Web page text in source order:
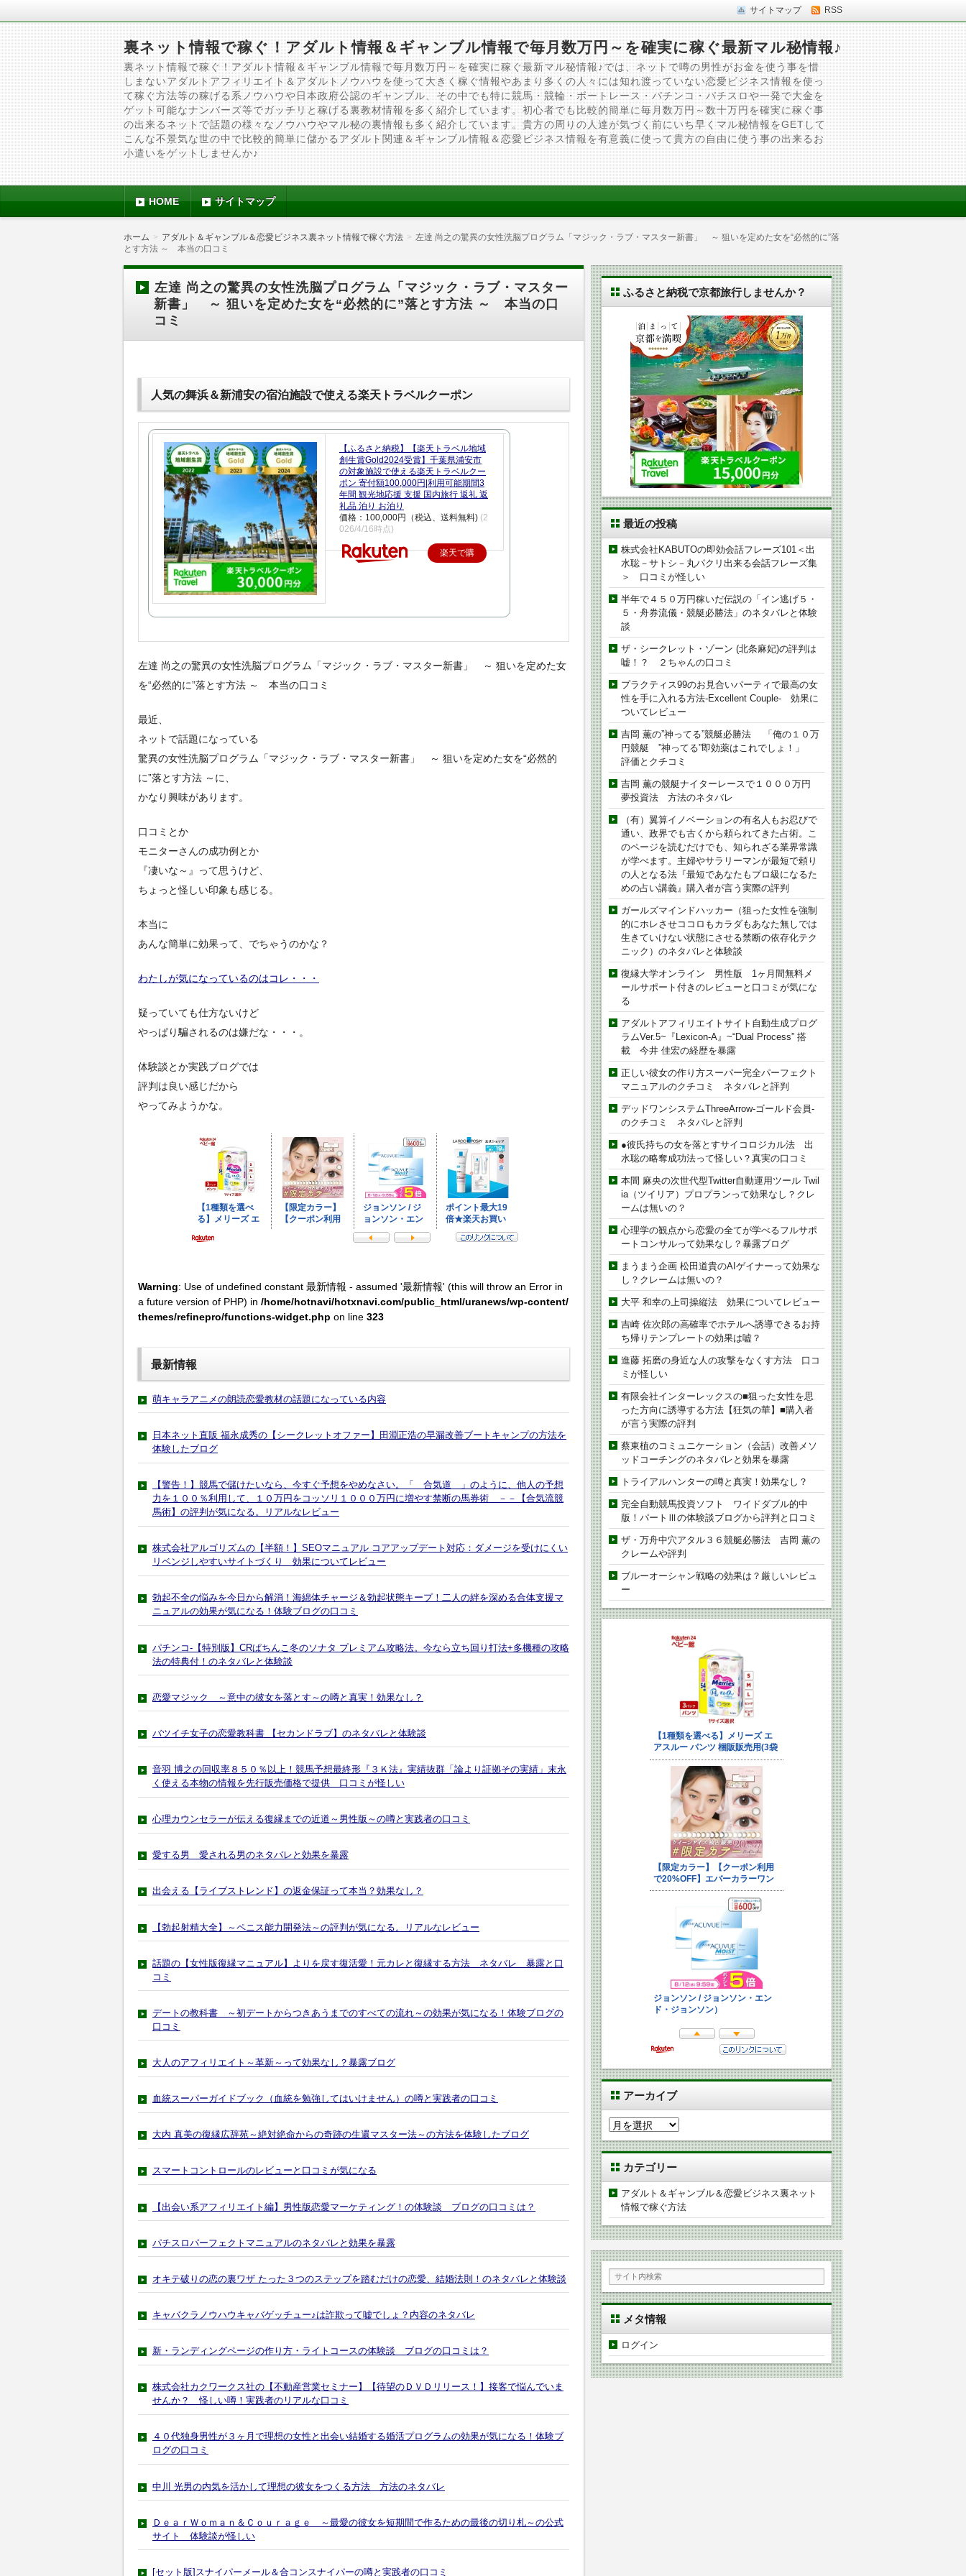
サイトマップ RSS
裏ネット情報で稼ぐ！アダルト情報＆ギャンブル情報で毎月数万円～を確実に稼ぐ最新マル秘情報♪
裏ネット情報で稼ぐ！アダルト情報＆ギャンブル情報で毎月数万円～を確実に稼ぐ最新マル秘情報♪では、ネットで噂の男性がお金を使う事を惜
しまないアダルトアフィリエイト＆アダルトノウハウを使って大きく稼ぐ情報やあまり多くの人々には知れ渡っていない恋愛ビジネス情報を使っ
て稼ぐ方法等の稼げる系ノウハウや日本政府公認のギャンブル、その中でも特に競馬・競輪・ボートレース・パチンコ・パチスロや一発で大金を
ゲット可能なナンバーズ等でガッチリと稼げる裏教材情報を多く紹介しています。初心者でも比較的簡単に毎月数万円～数十万円を確実に稼ぐ事
の出来るネットで話題の様々なノウハウやマル秘の裏情報も多く紹介しています。貴方の周りの人達が気づく前にいち早くマル秘情報をGETして
こんな不景気な世の中で比較的簡単に儲かるアダルト関連＆ギャンブル情報＆恋愛ビジネス情報を有意義に使って貴方の自由に使う事の出来るお
小遣いをゲットしませんか♪
HOME サイトマップ
ホーム アダルト＆ギャンブル＆恋愛ビジネス裏ネット情報で稼ぐ方法
左達 尚之の驚異の女性洗脳プログラム「マジック・ラブ・マスター新書」 ～ 狙いを定めた女を“必然的に”落
とす方法 ～ 本当の口コミ
左達 尚之の驚異の女性洗脳プログラム「マジック・ラブ・マスター
新書」 ～ 狙いを定めた女を“必然的に”落とす方法 ～ 本当の口
コミ
人気の舞浜＆新浦安の宿泊施設で使える楽天トラベルクーポン
【ふるさと納税】【楽天トラベル地域
創生賞Gold2024受賞】千葉県浦安市
の対象施設で使える楽天トラベルクー
ポン 寄付額100,000円|利用可能期間3
年間 観光地応援 支援 国内旅行 返礼 返
礼品 泊り お泊り
価格：100,000円（税込、送料無料) (2
026/4/16時点)
楽天で購
左達 尚之の驚異の女性洗脳プログラム「マジック・ラブ・マスター新書」 ～ 狙いを定めた女
を“必然的に”落とす方法 ～ 本当の口コミ
最近、
ネットで話題になっている
驚異の女性洗脳プログラム「マジック・ラブ・マスター新書」 ～ 狙いを定めた女を“必然的
に”落とす方法 ～に、
かなり興味があります。
口コミとか
モニターさんの成功例とか
『凄いな～』って思うけど、
ちょっと怪しい印象も感じる。
本当に
あんな簡単に効果って、でちゃうのかな？
わたしが気になっているのはコレ・・・
疑っていても仕方ないけど
やっぱり騙されるのは嫌だな・・・。
体験談とか実践ブログでは
評判は良い感じだから
やってみようかな。
Warning: Use of undefined constant 最新情報 - assumed '最新情報' (this will throw an Error in
a future version of PHP) in /home/hotnavi/hotxnavi.com/public_html/uranews/wp-content/
themes/refinepro/functions-widget.php on line 323
最新情報
萌キャラアニメの朗読恋愛教材の話題になっている内容
日本ネット直販 福永成秀の【シークレットオファー】田淵正浩の早漏改善ブートキャンプの方法を
体験したブログ
【警告！】競馬で儲けたいなら、今すぐ予想をやめなさい。「 合気道 」のように、他人の予想
力を１００％利用して、１０万円をコッソリ１０００万円に増やす禁断の馬券術 －－【合気流競
馬術】の評判が気になる。リアルなレビュー
株式会社アルゴリズムの【半額！】SEOマニュアル コアアップデート対応：ダメージを受けにくい
リベンジしやすいサイトづくり 効果についてレビュー
勃起不全の悩みを今日から解消！海綿体チャージ＆勃起状態キープ！二人の絆を深める合体支援マ
ニュアルの効果が気になる！体験ブログの口コミ
パチンコ-【特別版】CRぱちんこ冬のソナタ プレミアム攻略法。今なら立ち回り打法+多機種の攻略
法の特典付！のネタバレと体験談
恋愛マジック ～意中の彼女を落とす～の噂と真実！効果なし？
バツイチ女子の恋愛教科書 【セカンドラブ】のネタバレと体験談
音羽 博之の回収率８５０％以上！競馬予想最終形『３Ｋ法』実績抜群「論より証拠その実績」末永
く使える本物の情報を先行販売価格で提供 口コミが怪しい
心理カウンセラーが伝える復縁までの近道～男性版～の噂と実践者の口コミ
愛する男 愛される男のネタバレと効果を暴露
出会える【ライブストレンド】の返金保証って本当？効果なし？
【勃起射精大全】～ペニス能力開発法～の評判が気になる。リアルなレビュー
話題の【女性版復縁マニュアル】よりを戻す復活愛！元カレと復縁する方法 ネタバレ 暴露と口
コミ
デートの教科書 ～初デートからつきあうまでのすべての流れ～の効果が気になる！体験ブログの
口コミ
大人のアフィリエイト～革新～って効果なし？暴露ブログ
血統スーパーガイドブック（血統を勉強してはいけません）の噂と実践者の口コミ
大内 真美の復縁広辞苑～絶対絶命からの奇跡の生還マスター法～の方法を体験したブログ
スマートコントロールのレビューと口コミが気になる
【出会い系アフィリエイト編】男性版恋愛マーケティング！の体験談 ブログの口コミは？
パチスロパーフェクトマニュアルのネタバレと効果を暴露
オキテ破りの恋の裏ワザ たった３つのステップを踏むだけの恋愛、結婚法則！のネタバレと体験談
キャバクラノウハウキャバゲッチュー♪は詐欺って嘘でしょ？内容のネタバレ
新・ランディングページの作り方・ライトコースの体験談 ブログの口コミは？
株式会社カクワークス社の【不動産営業セミナー】【待望のＤＶＤリリース！】接客で悩んでいま
せんか？ 怪しい噂！実践者のリアルな口コミ
４０代独身男性が３ヶ月で理想の女性と出会い結婚する婚活プログラムの効果が気になる！体験ブ
ログの口コミ
中川 光男の内気を活かして理想の彼女をつくる方法 方法のネタバレ
ＤｅａｒＷｏｍａｎ＆Ｃｏｕｒａｇｅ ～最愛の彼女を短期間で作るための最後の切り札～の公式
サイト 体験談が怪しい
[セット版]スナイパーメール＆合コンスナイパーの噂と実践者の口コミ
ふるさと納税で京都旅行しませんか？
最近の投稿
株式会社KABUTOの即効会話フレーズ101＜出
水聡－サトシ－丸パクリ出来る会話フレーズ集
＞ 口コミが怪しい
半年で４５０万円稼いだ伝説の「イン逃げ５・
５・舟券流儀・競艇必勝法」のネタバレと体験
談
ザ・シークレット・ゾーン (北条麻妃)の評判は
嘘！？ ２ちゃんの口コミ
プラクティス99のお見合いパーティで最高の女
性を手に入れる方法-Excellent Couple- 効果に
ついてレビュー
吉岡 薫の”神ってる”競艇必勝法 「俺の１０万
円競艇 ”神ってる”即効薬はこれでしょ！」
評価とクチコミ
吉岡 薫の競艇ナイターレースで１０００万円
夢投資法 方法のネタバレ
（有）翼算イノベーションの有名人もお忍びで
通い、政界でも古くから頼られてきた占術。こ
のページを読むだけでも、知られざる業界常識
が学べます。主婦やサラリーマンが最短で頼り
の人となる法『最短であなたもプロ級になるた
めの占い講義』購入者が言う実際の評判
ガールズマインドハッカー（狙った女性を強制
的にホレさせココロもカラダもあなた無しでは
生きていけない状態にさせる禁断の依存化テク
ニック）のネタバレと体験談
復縁大学オンライン 男性版 1ヶ月間無料メ
ールサポート付きのレビューと口コミが気にな
る
アダルトアフィリエイトサイト自動生成プログ
ラムVer.5~『Lexicon-A』~“Dual Process” 搭
載 今井 佳宏の経歴を暴露
正しい彼女の作り方スーパー完全パーフェクト
マニュアルのクチコミ ネタバレと評判
デッドワンシステムThreeArrow-ゴールド会員-
のクチコミ ネタバレと評判
●彼氏持ちの女を落とすサイコロジカル法 出
水聡の略奪成功法って怪しい？真実の口コミ
本間 麻央の次世代型Twitter自動運用ツール Twil
ia（ツイリア）プロプランって効果なし？クレ
ームは無いの？
心理学の観点から恋愛の全てが学べるフルサポ
ートコンサルって効果なし？暴露ブログ
まうまう企画 松田道貴のAIゲイナーって効果な
し？クレームは無いの？
大平 和幸の上司操縦法 効果についてレビュー
吉崎 佐次郎の高確率でホテルへ誘導できるお持
ち帰りテンプレートの効果は嘘？
進藤 拓磨の身近な人の攻撃をなくす方法 口コ
ミが怪しい
有限会社インターレックスの■狙った女性を思
った方向に誘導する方法【狂気の華】■購入者
が言う実際の評判
蔡東植のコミュニケーション（会話）改善メソ
ッドコーチングのネタバレと効果を暴露
トライアルハンターの噂と真実！効果なし？
完全自動競馬投資ソフト ワイドダブル的中
版！パートⅢの体験談ブログから評判と口コミ
ザ・万舟中穴アタル３６競艇必勝法 吉岡 薫の
クレームや評判
ブルーオーシャン戦略の効果は？厳しいレビュ
ー
アーカイブ
ア
ー
カ
イ
ブ
カテゴリー
アダルト＆ギャンブル＆恋愛ビジネス裏ネット
情報で稼ぐ方法
メタ情報
ログイン